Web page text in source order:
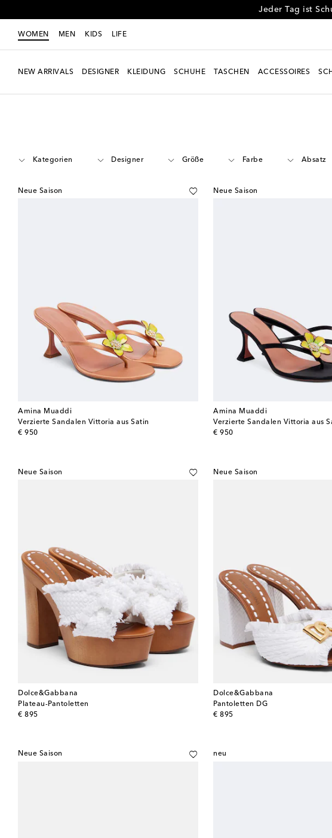
Jeder Tag ist
WOMEN MEN KIDS LIFE
NEW ARRIVALS DESIGNER KLEIDUNG SCHUHE TASCHEN ACCESSOIRES
Kategorien Designer Größe Farbe Absatz
Neue Saison
Amina Muaddi
Verzierte Sandalen Vittoria aus Satin
€ 950
original price
Neue Saison
Amina Muaddi
Verzierte Sandalen Vittoria aus
€ 950
original price
Neue Saison
Dolce&Gabbana
Plateau-Pantoletten
€ 895
original price
Neue Saison
Dolce&Gabbana
Pantoletten DG
€ 895
original price
Neue Saison neu